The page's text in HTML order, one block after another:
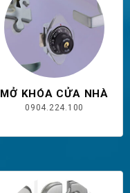
MỞ KHÓA CỬA NHÀ
0904.224.100